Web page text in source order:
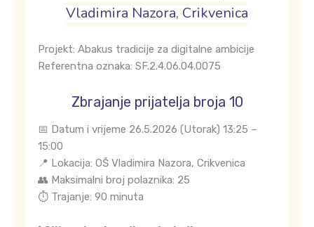
Vladimira Nazora, Crikvenica
Projekt: Abakus tradicije za digitalne ambicije
Referentna oznaka: SF.2.4.06.04.0075
Zbrajanje prijatelja broja 10
📅 Datum i vrijeme 26.5.2026 (Utorak) 13:25 –
15:00
📍 Lokacija: OŠ Vladimira Nazora, Crikvenica
👥 Maksimalni broj polaznika: 25
⏱️ Trajanje: 90 minuta